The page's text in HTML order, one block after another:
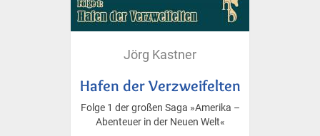
Jörg Kastner
Hafen der Verzweifelten
Folge 1 der großen Saga »Amerika –
Abenteuer in der Neuen Welt«